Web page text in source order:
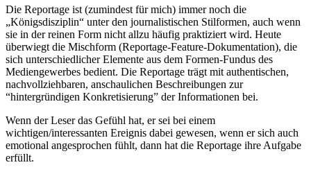
Die Reportage ist (zumindest für mich) immer noch die
„Königsdisziplin“ unter den journalistischen Stilformen, auch wenn
sie in der reinen Form nicht allzu häufig praktiziert wird. Heute
überwiegt die Mischform (Reportage-Feature-Dokumentation), die
sich unterschiedlicher Elemente aus dem Formen-Fundus des
Mediengewerbes bedient. Die Reportage trägt mit authentischen,
nachvollziehbaren, anschaulichen Beschreibungen zur
“hintergründigen Konkretisierung” der Informationen bei.
Wenn der Leser das Gefühl hat, er sei bei einem
wichtigen/interessanten Ereignis dabei gewesen, wenn er sich auch
emotional angesprochen fühlt, dann hat die Reportage ihre Aufgabe
erfüllt.